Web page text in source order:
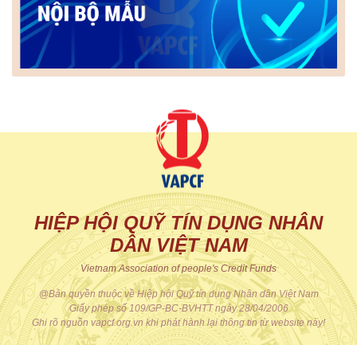
HIỆP HỘI QUỸ TÍN DỤNG NHÂN
DÂN VIỆT NAM
Vietnam Association of people's Credit Funds
@Bản quyền thuộc về Hiệp hội Quỹ tín dụng Nhân dân Việt Nam
Giấy phép số 109/GP-BC-BVHTT ngày 28/04/2006
Ghi rõ nguồn vapcf.org.vn khi phát hành lại thông tin từ website này!